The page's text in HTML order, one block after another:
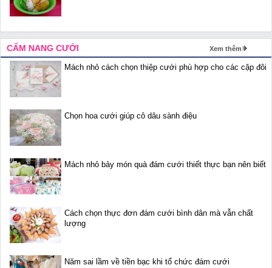
CẨM NANG CƯỚI Xem thêm
Mách nhỏ cách chọn thiệp cưới phù hợp cho các cặp đôi
Chọn hoa cưới giúp cô dâu sành điệu
Mách nhỏ bảy món quà đám cưới thiết thực bạn nên biết
Cách chọn thực đơn đám cưới bình dân mà vẫn chất
lượng
Năm sai lầm về tiền bạc khi tổ chức đám cưới